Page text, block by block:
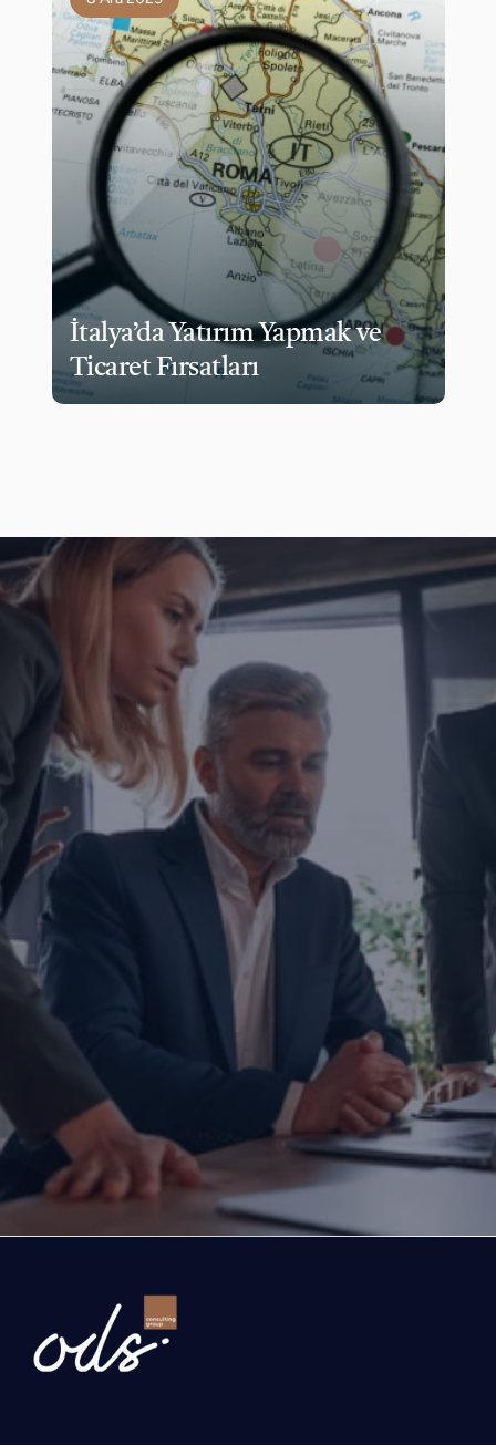
İtalya’da Yatırım Yapmak ve
Ticaret Fırsatları
İşletmenizi dönüştürmeye
Yatırım yapmayı, büyümeyi ya da ihracatınızı
düşünüyorsanız doğru zamanda, doğru iş
Bugün attığınız adım, şirketinizin geleceğini
Gelin, şirketinizin önündeki fırsatları ve büyüme
birlikte değerlendirelim.
İşletmenizi dönüştürelim